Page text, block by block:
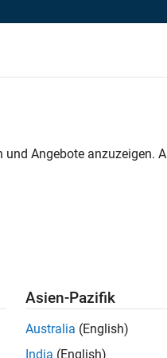
Sales Operations
. Wenn Sie noch immer
unseres
Standort, um alle
Angebote anzuzeigen.
Asien-Pazifik
Australia (English)
India (English)